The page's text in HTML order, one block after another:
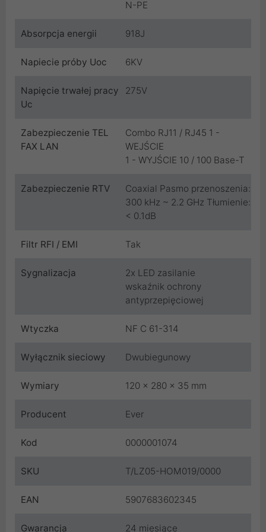
N-PE
Absorpcja energii 918J
Napiecie próby Uoc 6KV
Napięcie trwałej pracy
Uc
275V
Zabezpieczenie TEL
FAX LAN
Combo RJ11 / RJ45 1 -
WEJŚCIE
1 - WYJŚCIE 10 / 100 Base-T
Zabezpieczenie RTV
Coaxial Pasmo przenoszenia:
300 kHz ~ 2.2 GHz Tłumienie:
< 0.1dB
Filtr RFI / EMI Tak
Sygnalizacja
2x LED zasilanie
wskaźnik ochrony
antyprzepięciowej
Wtyczka NF C 61-314
Wyłącznik sieciowy Dwubiegunowy
Wymiary 120 x 280 x 35 mm
Producent Ever
Kod 0000001074
SKU T/LZ05-HOM019/0000
EAN 5907683602345
Gwarancja 24 miesiące